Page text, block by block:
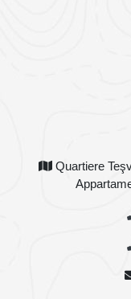
Quartiere